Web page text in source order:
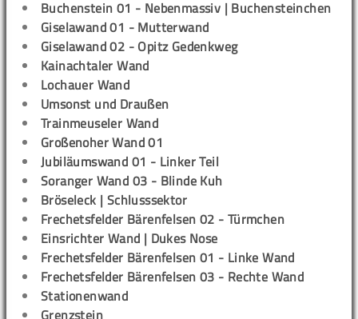
Buchenstein 01 - Nebenmassiv | Buchensteinchen
Giselawand 01 - Mutterwand
Giselawand 02 - Opitz Gedenkweg
Kainachtaler Wand
Lochauer Wand
Umsonst und Draußen
Trainmeuseler Wand
Großenoher Wand 01
Jubiläumswand 01 - Linker Teil
Soranger Wand 03 - Blinde Kuh
Bröseleck | Schlusssektor
Frechetsfelder Bärenfelsen 02 - Türmchen
Einsrichter Wand | Dukes Nose
Frechetsfelder Bärenfelsen 01 - Linke Wand
Frechetsfelder Bärenfelsen 03 - Rechte Wand
Stationenwand
Grenzstein